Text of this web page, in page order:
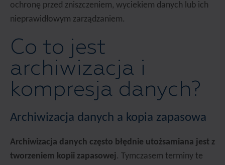
ochronę przed zniszczeniem, wyciekiem danych lub ich
nieprawidłowym zarządzaniem.
Co to jest
archiwizacja i
kompresja danych?
Archiwizacja danych a kopia zapasowa
Archiwizacja danych często błędnie utożsamiana jest z
tworzeniem kopii zapasowej. Tymczasem terminy te